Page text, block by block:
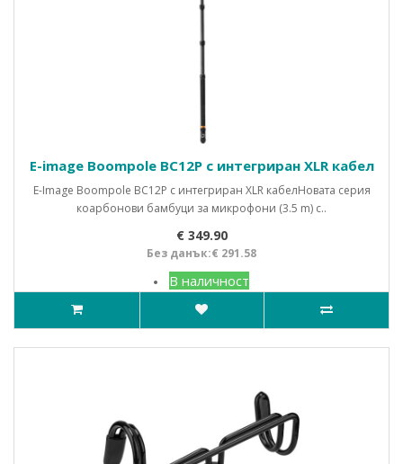
E-image Boompole BC12P с интегриран XLR кабел
E-Image Boompole BC12P с интегриран XLR кабел Новата серия
коарбонови бамбуци за микрофони (3.5 m) с..
€ 349.90
Без данък:€ 291.58
В наличност